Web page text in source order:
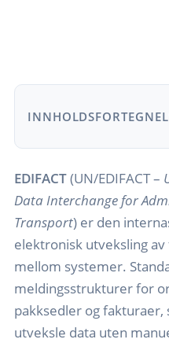
EDIFACT(UN/EDIFACT –
Data Interchange for
Transport) er den
elektronisk utveksling
mellom systemer.
meldingsstrukturer for
pakksedler og fakturaer,
utveksle data uten